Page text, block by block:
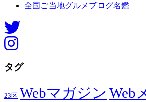
全国ご当地グルメブログ名鑑
タグ
23区 Webマガジン Web